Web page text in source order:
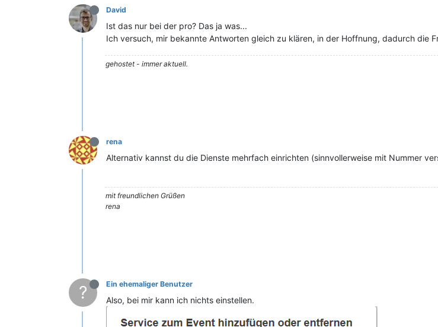
David
Ist das nur bei der pro? Das ja was...
Ich versuch, mir bekannte Antworten gleich zu klären, in der Hoffnung, dadurch die
gehostet - immer aktuell.
rena
Alternativ kannst du die Dienste mehrfach einrichten (sinnvollerweise mit Nummer
mit freundlichen Grüßen
rena
? Ein ehemaliger Benutzer
Also, bei mir kann ich nichts einstellen.